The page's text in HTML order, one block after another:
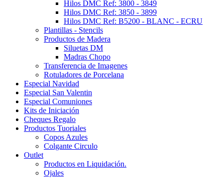
Hilos DMC Ref: 3800 - 3849
Hilos DMC Ref: 3850 - 3899
Hilos DMC Ref: B5200 - BLANC - ECRU
Plantillas - Stencils
Productos de Madera
Siluetas DM
Madras Chopo
Transferencia de Imagenes
Rotuladores de Porcelana
Especial Navidad
Especial San Valentin
Especial Comuniones
Kits de Iniciación
Cheques Regalo
Productos Tuoriales
Copos Azules
Colgante Circulo
Outlet
Productos en Liquidación.
Ojales